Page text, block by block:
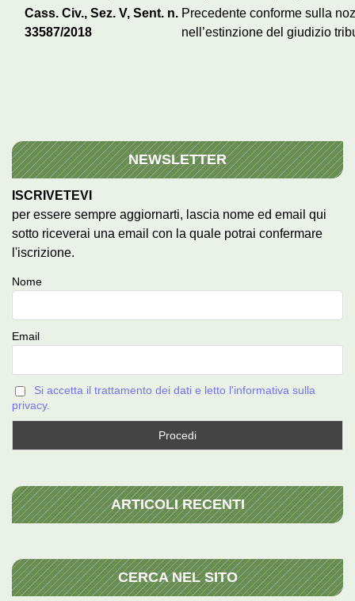
Cass. Civ., Sez. V, Sent. n.
33587/2018
Precedente conforme sulla
nell’estinzione del giudizio
NEWSLETTER
ISCRIVETEVI
per essere sempre aggiornarti, lascia nome ed email qui
sotto riceverai una email con la quale potrai confermare
l'iscrizione.
Nome
Email
Si accetta il trattamento dei dati e letto l'informativa sulla
privacy.
ARTICOLI RECENTI
CERCA NEL SITO